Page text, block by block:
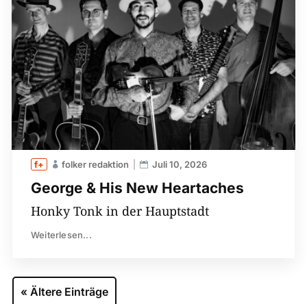
George & His New Heartaches
folker redaktion Juli 10, 2026
Honky Tonk in der Hauptstadt
Weiterlesen...
« Ältere Einträge